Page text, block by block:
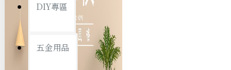
個人衛浴用品
DIY專區
五金用品